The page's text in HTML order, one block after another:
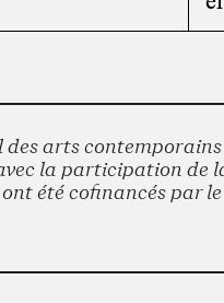
arts
la participation de
été cofinancés par